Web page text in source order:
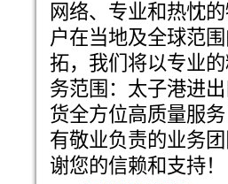
网络、专业和热忱
户在当地及全球范
拓，我们将以专业
务范围：太子港进
货全方位高质量服
有敬业负责的业务
谢您的信赖和支持！